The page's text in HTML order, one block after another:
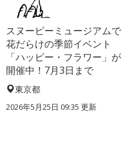
スヌーピーミュージアムで
花だらけの季節イベント
「ハッピー・フラワー」が
開催中！7月3日まで
東京都
2026年5月25日 09:35 更新